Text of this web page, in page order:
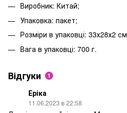
Виробник: Китай;
Упаковка: пакет;
Розміри в упаковці: 33х28х2
Вага в упаковці: 700 г.
Відгуки 1
Еріка
11.06.2023 в 22:58